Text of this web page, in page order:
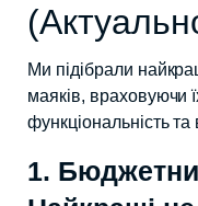
Ми підібрали
маяків, враховуючи
функціональність та
1.